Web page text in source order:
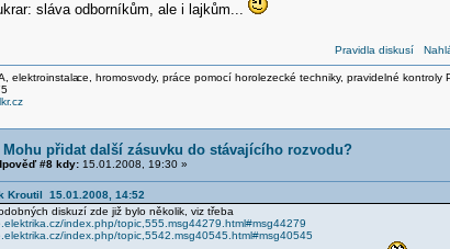
sláva odborníkům, ale i lajkům...
Pravidla diskusí
elektroinstalace, hromosvody, práce pomocí horolezecké techniky, pravidelné
Mohu přidat další zásuvku do stávajícího rozvodu?
#8 kdy:15.01.2008, 19:30 »
Kroutil 15.01.2008, 14:52
diskuzí zde již bylo několik, viz třeba
index.php/topic,555.msg44279.html#msg44279
index.php/topic,5542.msg40545.html#msg40545